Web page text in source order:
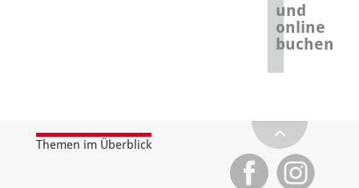
und
online
buchen
Themen im Überblick